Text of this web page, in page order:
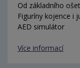
Od základního
Figuríny kojence i
AED simulátor
Více informací